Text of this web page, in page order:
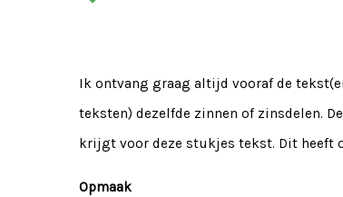
Ik ontvang graag altijd vooraf de
teksten) dezelfde zinnen of zinsdelen.
krijgt voor deze stukjes tekst. Dit heeft
Opmaak